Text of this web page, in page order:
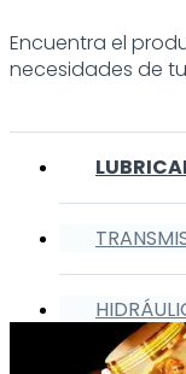
Encuentra el
necesidades de